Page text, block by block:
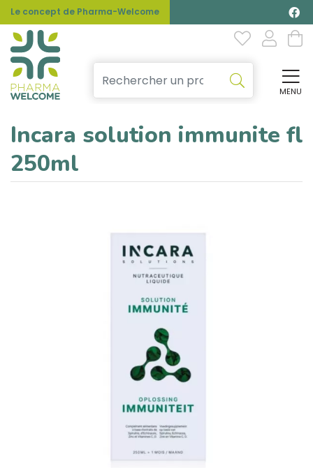
Le concept de Pharma-Welcome
MENU
Incara solution immunite fl
250ml